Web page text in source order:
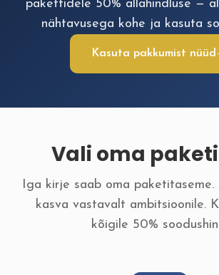
pakettidele 50% allahindluse —
nähtavusega kohe ja kasuta
Kasuta pakkumist nüüd
Vali oma
Iga kirje saab oma
kasva vastavalt ambitsioonile.
kõigile 50%